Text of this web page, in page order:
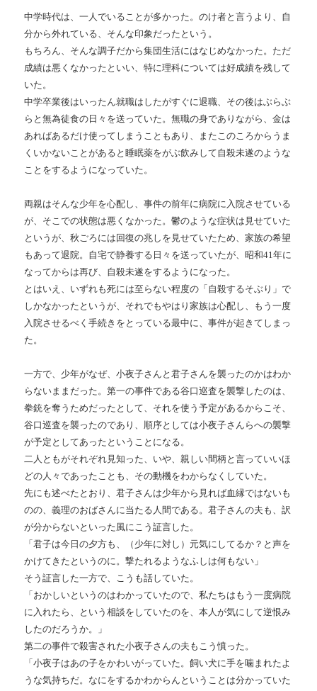
中学時代は、一人でいることが多かった。のけ者と言うより、自
分から外れている、そんな印象だったという。
もちろん、そんな調子だから集団生活にはなじめなかった。ただ
成績は悪くなかったといい、特に理科については好成績を残して
いた。
中学卒業後はいったん就職はしたがすぐに退職、その後はぶらぶ
らと無為徒食の日々を送っていた。無職の身でありながら、金は
あればあるだけ使ってしまうこともあり、またこのころからうま
くいかないことがあると睡眠薬をがぶ飲みして自殺未遂のような
ことをするようになっていた。
両親はそんな少年を心配し、事件の前年に病院に入院させている
が、そこでの状態は悪くなかった。鬱のような症状は見せていた
というが、秋ごろには回復の兆しを見せていたため、家族の希望
もあって退院。自宅で静養する日々を送っていたが、昭和41年に
なってからは再び、自殺未遂をするようになった。
とはいえ、いずれも死には至らない程度の「自殺するそぶり」で
しかなかったというが、それでもやはり家族は心配し、もう一度
入院させるべく手続きをとっている最中に、事件が起きてしまっ
た。
一方で、少年がなぜ、小夜子さんと君子さんを襲ったのかはわか
らないままだった。第一の事件である谷口巡査を襲撃したのは、
拳銃を奪うためだったとして、それを使う予定があるからこそ、
谷口巡査を襲ったのであり、順序としては小夜子さんらへの襲撃
が予定としてあったということになる。
二人ともがそれぞれ見知った、いや、親しい間柄と言っていいほ
どの人々であったことも、その動機をわからなくしていた。
先にも述べたとおり、君子さんは少年から見れば血縁ではないも
のの、義理のおばさんに当たる人間である。君子さんの夫も、訳
が分からないといった風にこう証言した。
「君子は今日の夕方も、（少年に対し）元気にしてるか？と声を
かけてきたというのに。撃たれるようなふしは何もない」
そう証言した一方で、こうも話していた。
「おかしいというのはわかっていたので、私たちはもう一度病院
に入れたら、という相談をしていたのを、本人が気にして逆恨み
したのだろうか。」
第二の事件で殺害された小夜子さんの夫もこう憤った。
「小夜子はあの子をかわいがっていた。飼い犬に手を噛まれたよ
うな気持ちだ。なにをするかわからんということは分かっていた